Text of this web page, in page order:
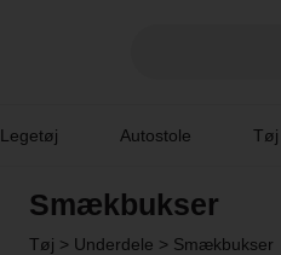
Legetøj Autostole Tøj
Smækbukser
Tøj > Underdele > Smækbukser